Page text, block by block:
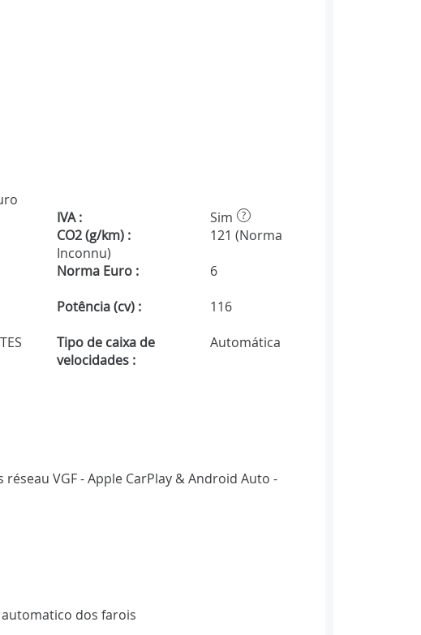
IVA : Sim ?
CO2 (g/km) :
121 (Norma
Inconnu)
Norma Euro :
6
Potência (cv) :
116
Tipo de caixa de
velocidades :
Automática
VGF - Apple CarPlay & Android Auto -
dos farois